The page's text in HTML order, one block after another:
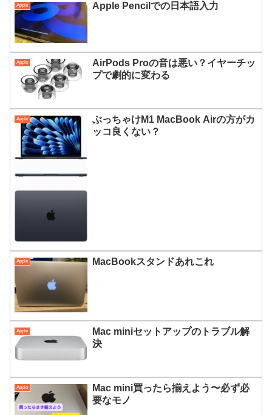
Apple Apple Pencilでの日本語入力
Apple
AirPods Proの音は悪い？イヤーチッ
プで劇的に変わる
Apple
ぶっちゃけM1 MacBook Airの方がカ
ッコ良くない？
Apple MacBookスタンドあれこれ
Apple
Mac miniセットアップのトラブル解
決
Apple
Mac mini買ったら揃えよう〜必ず必
要なモノ